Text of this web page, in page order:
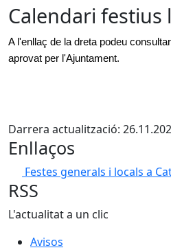
Calendari festius
A l'enllaç de la dreta podeu
aprovat per l'Ajuntament.
Darrera actualització:
Enllaços
Festes generals i locals a
RSS
L'actualitat a un clic
Avisos